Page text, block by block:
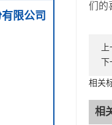
限公司
们的
相关
相